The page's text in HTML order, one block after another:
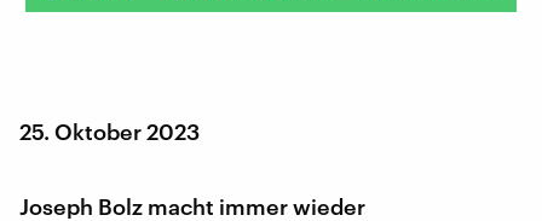
25. Oktober 2023
Joseph Bolz macht immer wieder